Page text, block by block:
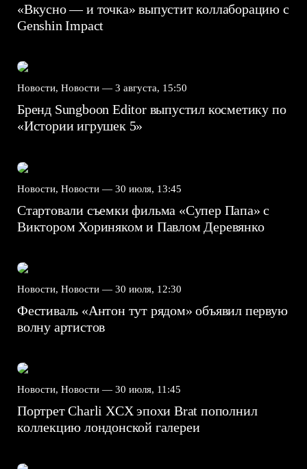
«Вкусно — и точка» выпустит коллаборацию с
Genshin Impact⁠⁠
Новости, Новости — 3 августа, 15:50
Бренд Sungboon Editor выпустил косметику по
«Истории игрушек 5»
Новости, Новости — 30 июля, 13:45
Стартовали съемки фильма «Супер Папа» с
Виктором Хориняком и Павлом Деревянко
Новости, Новости — 30 июля, 12:30
Фестиваль «Антон тут рядом» объявил первую
волну артистов
Новости, Новости — 30 июля, 11:45
Портрет Charli XCX эпохи Brat пополнил
коллекцию лондонской галереи